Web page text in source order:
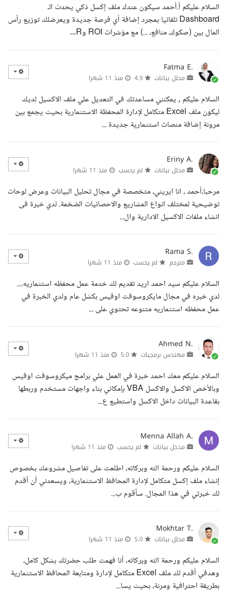
السلام عليكم أ.أحمد سيكون عندك ملف إكسل ذكي يحدث الـ
Dashboard تلقائيا بمجرد إضافة أي فرصة جديدة ويعرضلك توزيع رأس
المال بين (صكوك، منافع، ...) مع مؤشرات ROI وR...
Fatma E.
محلل بيانات منذ 11 شهرا
السلام عليكم , يمكنني مساعدتك في التعديل علي ملف الاكسيل لديك
ليكون ملف Excel متكامل لإدارة المحفظة الاستثمارية بحيث يجمع بين
مرونة إضافة منصات استثمارية جديدة ...
Eriny A.
محلل بيانات لم يحسب منذ 11 شهرا
مرحبا،أحمد ، انا ايريني، متخصصة في مجال تحليل البيانات وعرض لوحات
توضيحية لمختلف انواع المشاريع والاحصائيات الضخمة. لدي خبرة فى
انشاء ملفات الاكسيل الادارية وال...
Rama S.
مترجم لم يحسب منذ 11 شهرا
السلام عليكم سيد احمد اريد تقديم لك خدمة عمل محفظه استثماريه....
لدي خبره في مجال مايكروسوفت اوفيس بكشل عام ولدي الخبرة في
عمل محفظه استثماريه متنوعه تحتوي على ...
Ahmed N.
مهندس برمجيات منذ 11 شهرا
السلام عليكم معك احمد خبرة في العمل علي برامج ميكروسوفت اوفيس
وبالأخص الاكسل والاكسل VBA بإمكاني بناء واجهات مستخدم وربطها
بقاعدة البيانات داخل الاكسل واستطيع ع...
Menna Allah A.
مدخل بيانات لم يحسب منذ 11 شهرا
السلام عليكم ورحمة الله وبركاته، اطلعت على تفاصيل مشروعك بخصوص
إنشاء ملف إكسل متكامل لإدارة المحافظ الاستثمارية، ويسعدني أن أقدم
لك خبرتي في هذا المجال. سأقوم ب...
Mokhtar T.
محلل بيانات منذ 11 شهرا
السلام عليكم ورحمة الله وبركاته، أنا فهمت طلب حضرتك بشكل كامل،
وهدفي أقدم لك ملف Excel متكامل لإدارة ومتابعة المحافظ الاستثمارية
بطريقة احترافية ومرنة، بحيث يسا...